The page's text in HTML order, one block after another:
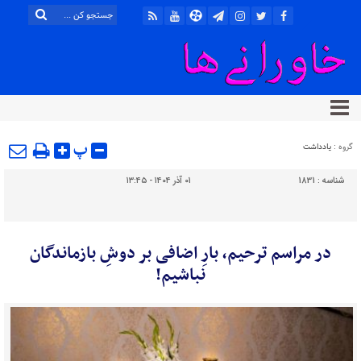
گروه : یادداشت پ
شناسه : 1831 ۰۱ آذر ۱۴۰۴ - ۱۳:۴۵
در مراسم ترحیم، بارِ اضافی بر دوشِ بازماندگان
نباشیم!